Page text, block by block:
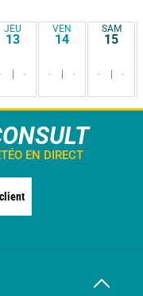
JEU
13
- -
VEN
14
- -
SAM
15
- -
EN DIRECT